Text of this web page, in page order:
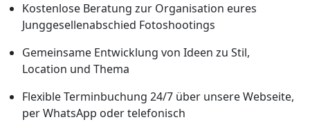
Kostenlose Beratung zur Organisation eures
Junggesellenabschied Fotoshootings
Gemeinsame Entwicklung von Ideen zu Stil,
Location und Thema
Flexible Terminbuchung 24/7 über unsere Webseite,
per WhatsApp oder telefonisch